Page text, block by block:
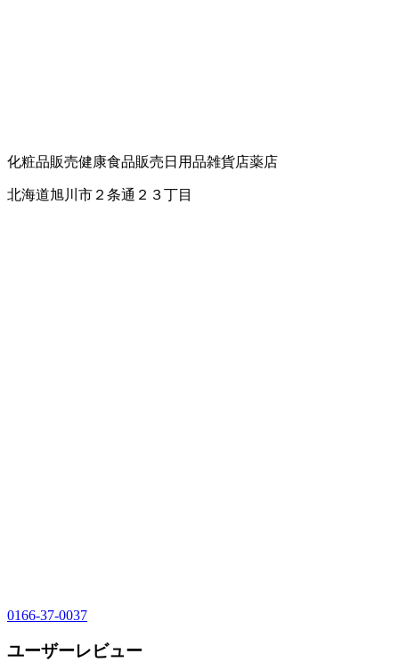
化粧品販売健康食品販売 日用品雑貨店薬店
北海道旭川市２条通２３丁目
0166-37-0037
ユーザーレビュー